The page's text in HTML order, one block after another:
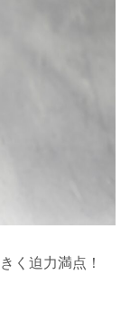
く迫力満点！